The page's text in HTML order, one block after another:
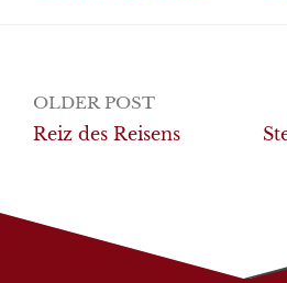
Post
navigation
OLDER POST
Reiz des Reisens